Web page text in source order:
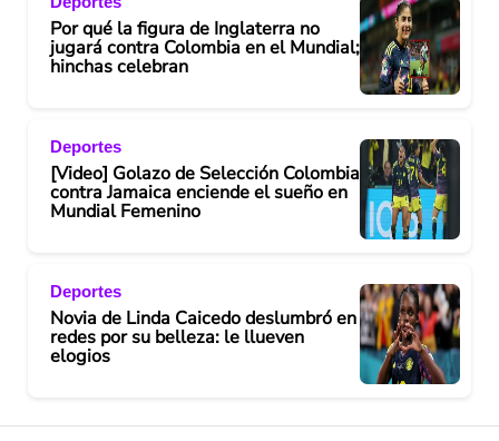
Por qué la figura de Inglaterra no
jugará contra Colombia en el Mundial;
hinchas celebran
Deportes
[Video] Golazo de Selección Colombia
contra Jamaica enciende el sueño en
Mundial Femenino
Deportes
Novia de Linda Caicedo deslumbró en
redes por su belleza: le llueven
elogios